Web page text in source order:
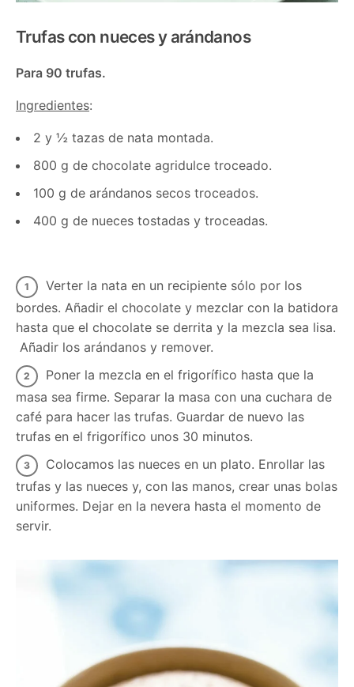
Trufas con nueces y arándanos
Para 90 trufas.
Ingredientes:
2 y ½ tazas de nata montada.
800 g de chocolate agridulce troceado.
100 g de arándanos secos troceados.
400 g de nueces tostadas y troceadas.
Verter la nata en un recipiente sólo por los
bordes. Añadir el chocolate y mezclar con la batidora
hasta que el chocolate se derrita y la mezcla sea lisa.
Añadir los arándanos y remover.
Poner la mezcla en el frigorífico hasta que la
masa sea firme. Separar la masa con una cuchara de
café para hacer las trufas. Guardar de nuevo las
trufas en el frigorífico unos 30 minutos.
Colocamos las nueces en un plato. Enrollar las
trufas y las nueces y, con las manos, crear unas bolas
uniformes. Dejar en la nevera hasta el momento de
servir.